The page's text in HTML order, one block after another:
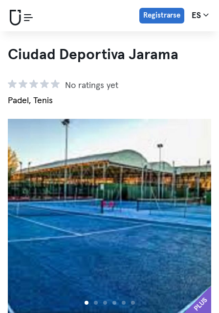
Registrarse ES
Ciudad Deportiva Jarama
No ratings yet
Padel, Tenis
PLUS